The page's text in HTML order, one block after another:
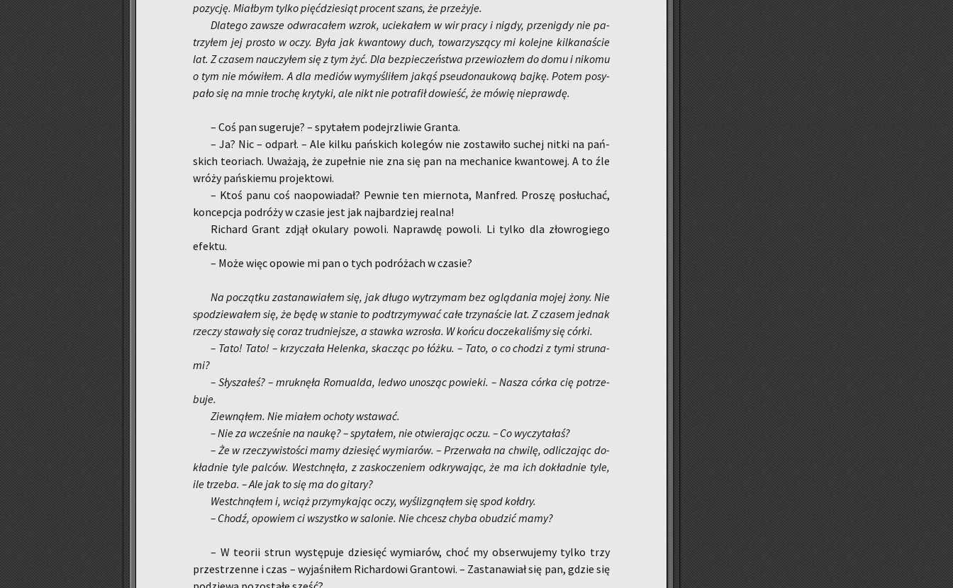
po­zy­cję. Miał­bym tylko pięć­dzie­siąt pro­cent szans, że prze­ży­je.
Dla­te­go za­wsze od­wra­ca­łem wzrok, ucie­ka­łem w wir pracy i nigdy, prze­nig­dy nie pa­
trzy­łem jej pro­sto w oczy. Była jak kwan­to­wy duch, to­wa­rzy­szą­cy mi ko­lej­ne kil­ka­na­ście
lat. Z cza­sem na­uczy­łem się z tym żyć. Dla bez­pie­czeń­stwa prze­wio­złem do domu i ni­ko­mu
o tym nie mó­wi­łem. A dla me­diów wy­my­śli­łem jakąś pseu­do­nau­ko­wą bajkę. Potem po­sy­
pa­ło się na mnie tro­chę kry­ty­ki, ale nikt nie po­tra­fił do­wieść, że mówię nie­praw­dę.
– Coś pan su­ge­ru­je? – spy­ta­łem po­dejrz­li­wie Gran­ta.
– Ja? Nic – od­parł. – Ale kilku pań­skich ko­le­gów nie zo­sta­wi­ło su­chej nitki na pań­
skich teo­riach. Uwa­ża­ją, że zu­peł­nie nie zna się pan na me­cha­ni­ce kwan­to­wej. A to źle
wróży pań­skie­mu pro­jek­to­wi.
– Ktoś panu coś na­opo­wia­dał? Pew­nie ten mier­no­ta, Man­fred. Pro­szę po­słu­chać,
kon­cep­cja po­dró­ży w cza­sie jest jak naj­bar­dziej re­al­na!
Ri­chard Grant zdjął oku­la­ry po­wo­li. Na­praw­dę po­wo­li. Li tylko dla zło­wro­gie­go
efek­tu.
– Może więc opo­wie mi pan o tych po­dró­żach w cza­sie?
Na po­cząt­ku za­sta­na­wia­łem się, jak długo wy­trzy­mam bez oglą­da­nia mojej żony. Nie
spo­dzie­wa­łem się, że będę w sta­nie to pod­trzy­my­wać całe trzy­na­ście lat. Z cza­sem jed­nak
rze­czy sta­wa­ły się coraz trud­niej­sze, a staw­ka wzro­sła. W końcu do­cze­ka­li­śmy się córki.
– Tato! Tato! – krzy­cza­ła He­len­ka, ska­cząc po łóżku. – Tato, o co cho­dzi z tymi stru­na­
mi?
– Sły­sza­łeś? – mruk­nę­ła Ro­mu­al­da, ledwo uno­sząc po­wie­ki. – Nasza córka cię po­trze­
bu­je.
Ziew­ną­łem. Nie mia­łem ocho­ty wsta­wać.
– Nie za wcze­śnie na naukę? – spy­ta­łem, nie otwie­ra­jąc oczu. – Co wy­czy­ta­łaś?
– Że w rze­czy­wi­sto­ści mamy dzie­sięć wy­mia­rów. – Prze­rwa­ła na chwi­lę, od­li­cza­jąc do­
kład­nie tyle pal­ców. Wes­tchnę­ła, z za­sko­cze­niem od­kry­wa­jąc, że ma ich do­kład­nie tyle,
ile trze­ba. – Ale jak to się ma do gi­ta­ry?
Wes­tchną­łem i, wciąż przy­my­ka­jąc oczy, wy­śli­zgną­łem się spod koł­dry.
– Chodź, opo­wiem ci wszyst­ko w sa­lo­nie. Nie chcesz chyba obu­dzić mamy?
– W teo­rii strun wy­stę­pu­je dzie­sięć wy­mia­rów, choć my ob­ser­wu­je­my tylko trzy
prze­strzen­ne i czas – wy­ja­śni­łem Ri­char­do­wi Gran­to­wi. – Za­sta­na­wiał się pan, gdzie się